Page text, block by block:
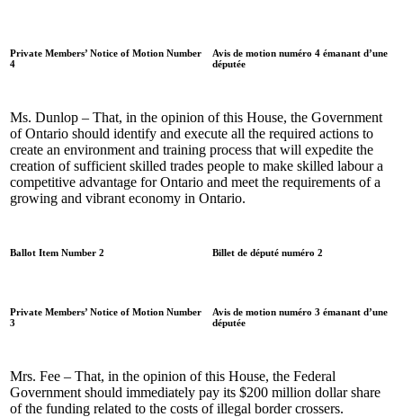
Private Members’ Notice of Motion Number
4
Avis de motion numéro 4 émanant d’une
députée
Ms. Dunlop – That, in the opinion of this House, the Government
of Ontario should identify and execute all the required actions to
create an environment and training process that will expedite the
creation of sufficient skilled trades people to make skilled labour a
competitive advantage for Ontario and meet the requirements of a
growing and vibrant economy in Ontario.
Ballot Item Number 2 Billet de député numéro 2
Private Members’ Notice of Motion Number
3
Avis de motion numéro 3 émanant d’une
députée
Mrs. Fee – That, in the opinion of this House, the Federal
Government should immediately pay its $200 million dollar share
of the funding related to the costs of illegal border crossers.